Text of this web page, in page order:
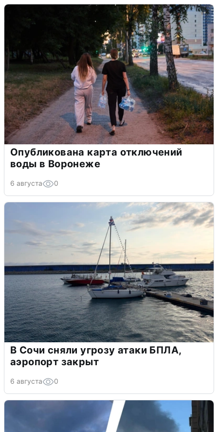
Опубликована карта отключений
воды в Воронеже
6 августа 0
В Сочи сняли угрозу атаки БПЛА,
аэропорт закрыт
6 августа 0